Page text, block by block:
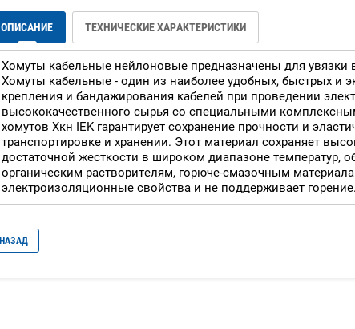
ОПИСАНИЕ ТЕХНИЧЕСКИЕ ХАРАКТЕРИСТИКИ
Хомуты кабельные нейлоновые предназначены для увязки
Хомуты кабельные - один из наиболее удобных, быстрых и
крепления и бандажирования кабелей при проведении
высококачественного сырья со специальными
хомутов Хкн IEK гарантирует сохранение прочности и
транспортировке и хранении. Этот материал сохраняет
достаточной жесткости в широком диапазоне температур,
органическим растворителям, горюче-смазочным
электроизоляционные свойства и не поддерживает
НАЗАД